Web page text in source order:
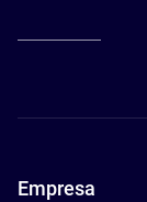
Empresa